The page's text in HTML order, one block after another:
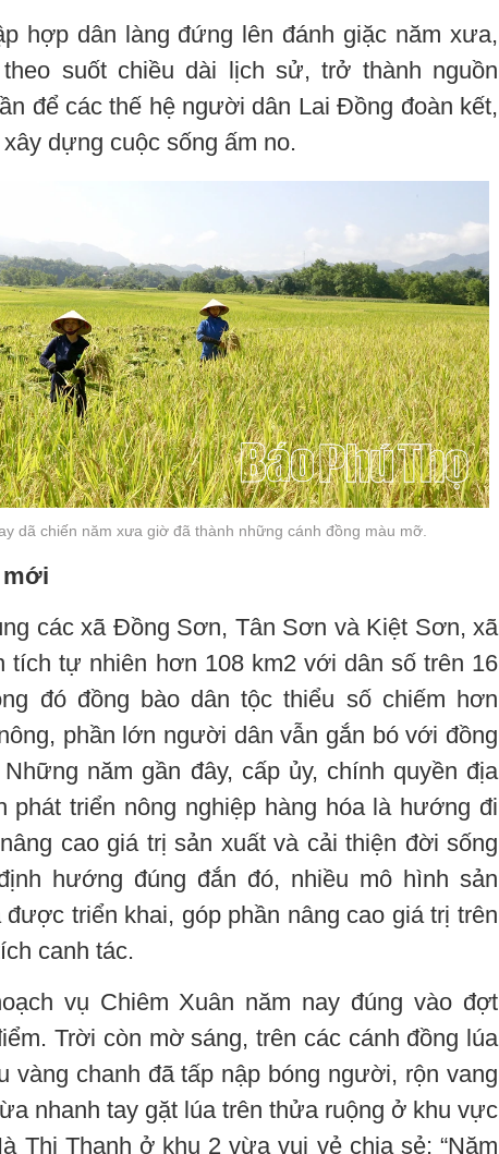
hợp dân làng đứng lên đánh giặc năm xưa,
suốt chiều dài lịch sử, trở thành nguồn
để các thế hệ người dân Lai Đồng đoàn kết,
dựng cuộc sống ấm no.
dã chiến năm xưa giờ đã thành những cánh đồng màu mỡ.
mới
các xã Đồng Sơn, Tân Sơn và Kiệt Sơn, xã
tích tự nhiên hơn 108 km2 với dân số trên 16
đó đồng bào dân tộc thiểu số chiếm hơn
phần lớn người dân vẫn gắn bó với đồng
năm gần đây, cấp ủy, chính quyền địa
phát triển nông nghiệp hàng hóa là hướng đi
cao giá trị sản xuất và cải thiện đời sống
hướng đúng đắn đó, nhiều mô hình sản
triển khai, góp phần nâng cao giá trị trên
canh tác.
vụ Chiêm Xuân năm nay đúng vào đợt
Trời còn mờ sáng, trên các cánh đồng lúa
vàng chanh đã tấp nập bóng người, rộn vang
nhanh tay gặt lúa trên thửa ruộng ở khu vực
Thị Thanh ở khu 2 vừa vui vẻ chia sẻ: “Năm